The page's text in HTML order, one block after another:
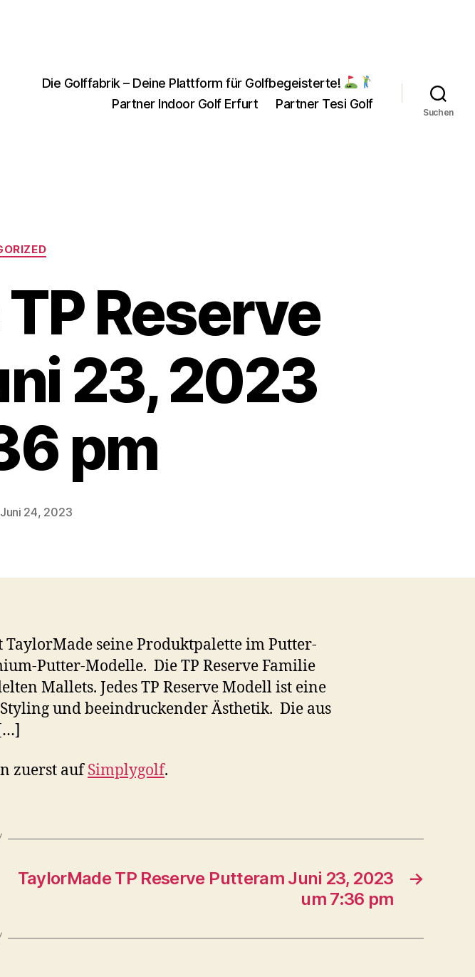
Die Golffabrik – Deine Plattform für Golfbegeisterte!
Partner Indoor Golf Erfurt
Partner Tesi Golf
Suchen
Reserve
23, 2023
pm
Juni 24, 2023
seine Produktpalette im Putter-
Putter-Modelle. Die TP Reserve Familie
Mallets. Jedes TP Reserve Modell ist eine
und beeindruckender Ästhetik. Die aus
zuerst aufSimplygolf.
→
TaylorMade TP Reserve Putteram Juni 23, 2023
um 7:36 pm